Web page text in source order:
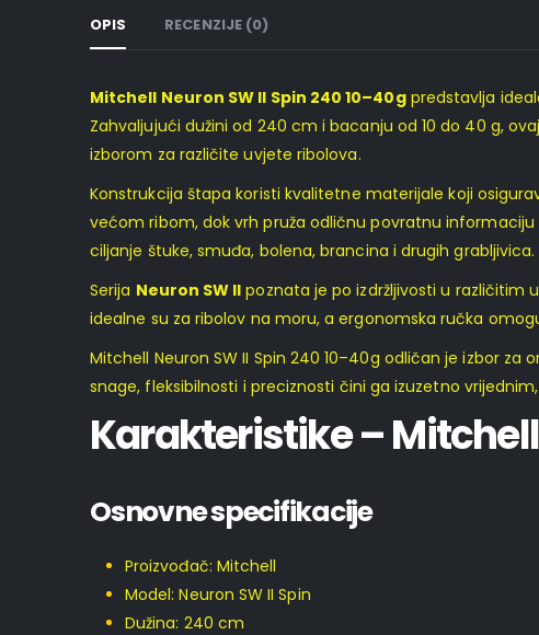
OPIS RECENZIJE (0)
Mitchell Neuron SW II Spin 240 10–40gpredstavlja
Zahvaljujući dužini od 240 cm i bacanju od 10 do 40 g,
izborom za različite uvjete ribolova.
Konstrukcija štapa koristi kvalitetne materijale koji
većom ribom, dok vrh pruža odličnu povratnu
ciljanje štuke, smuđa, bolena, brancina i drugih grabljivica.
Serija Neuron SW II poznata je po izdržljivosti u različitim
idealne su za ribolov na moru, a ergonomska ručka
Mitchell Neuron SW II Spin 240 10–40g odličan je izbor
snage, fleksibilnosti i preciznosti čini ga izuzetno
Karakteristike – Mitchell
Osnovne specifikacije
Proizvođač: Mitchell
Model: Neuron SW II Spin
Dužina: 240 cm